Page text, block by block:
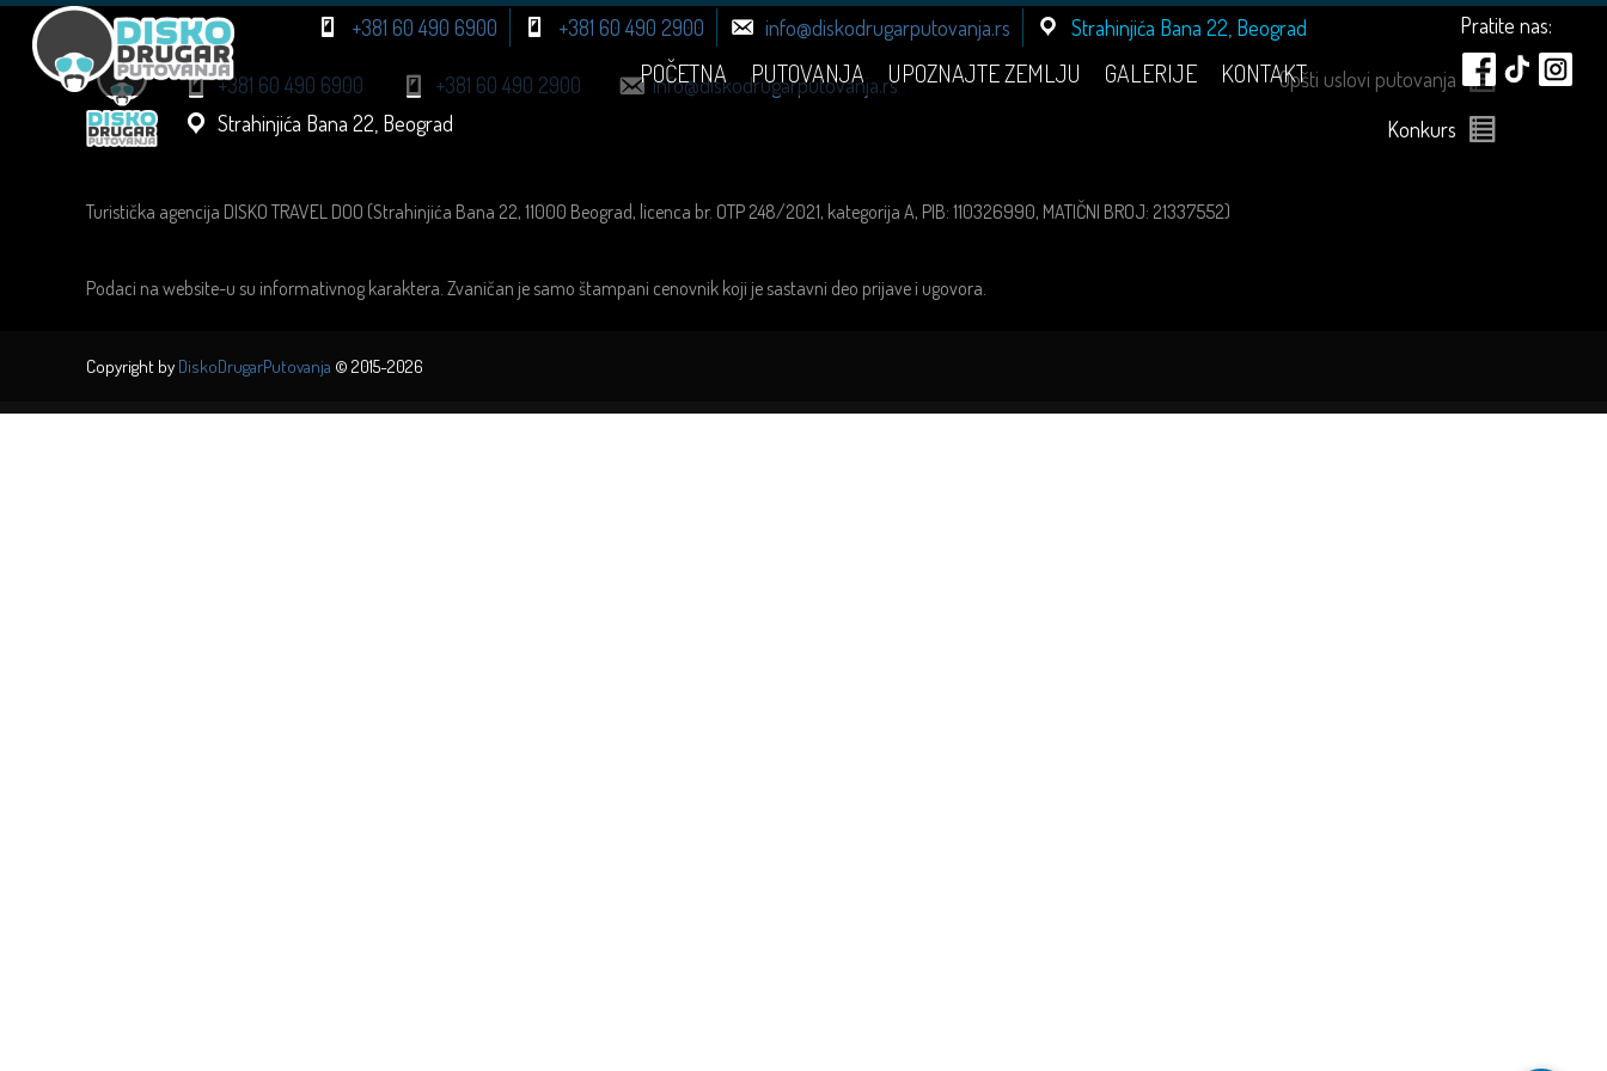
Pratite nas:
+381 60 490 6900 +381 60 490 2900 info@diskodrugarputovanja.rs Strahinjića Bana 22, Beograd
POČETNA PUTOVANJA UPOZNAJTE ZEMLJU GALERIJE KONTAKT
+381 60 490 6900 +381 60 490 2900
info@diskodrugarputovanja.rs
Strahinjića Bana 22, Beograd
Opšti uslovi putovanja
Konkurs
Turistička agencija DISKO TRAVEL DOO (Strahinjića Bana 22, 11000 Beograd, licenca br. OTP 248/2021, kategorija A, PIB: 110326990, MATIČNI BROJ: 21337552)
Podaci na website-u su informativnog karaktera. Zvaničan je samo štampani cenovnik koji je sastavni deo prijave i ugovora.
Copyright by DiskoDrugarPutovanja © 2015-2026